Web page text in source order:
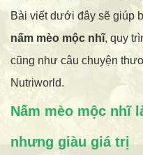
Bài viết dưới đây sẽ giúp
nấm mèo mộc nhĩ, quy
cũng như câu chuyện
Nutriworld.
Nấm mèo mộc nhĩ
nhưng giàu giá trị